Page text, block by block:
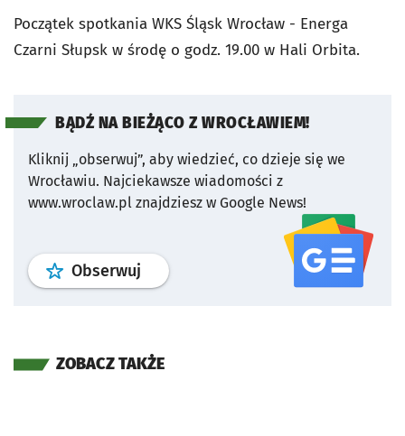
Początek spotkania WKS Śląsk Wrocław - Energa
Czarni Słupsk w środę o godz. 19.00 w Hali Orbita.
BĄDŹ NA BIEŻĄCO Z WROCŁAWIEM!
Kliknij „obserwuj”, aby wiedzieć, co dzieje się we
Wrocławiu. Najciekawsze wiadomości z
www.wroclaw.pl znajdziesz w Google News!
Obserwuj profil serwisu
ZOBACZ TAKŻE